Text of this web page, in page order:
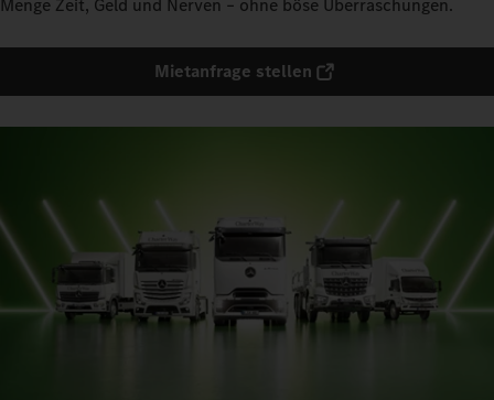
Menge Zeit, Geld und Nerven – ohne böse Überraschungen.
Mietanfrage stellen